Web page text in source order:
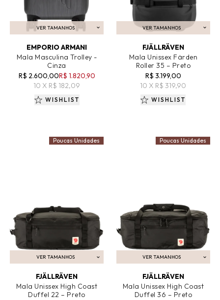
VER TAMANHOS
ADICIONAR AO CARRINHO
EMPORIO ARMANI
Mala Masculina Trolley -
Cinza
R$ 2.600,00R$ 1.820,90
10 X R$ 182,09
WISHLIST
VER TAMANHOS
ADICIONAR AO CARRINHO
FJÄLLRÄVEN
Mala Unissex Färden
Roller 35 – Preto
R$ 3.199,00
10 X R$ 319,90
WISHLIST
VER TAMANHOS
ADICIONAR AO CARRINHO
FJÄLLRÄVEN
Mala Unissex High Coast
Duffel 22 – Preto
Poucas Unidades
VER TAMANHOS
ADICIONAR AO CARRINHO
FJÄLLRÄVEN
Mala Unissex High Coast
Duffel 36 – Preto
Poucas Unidades